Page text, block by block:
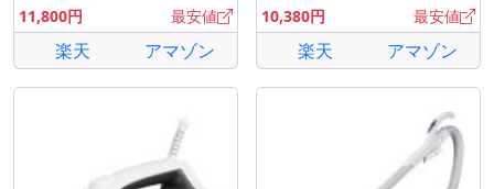
11,800円
最安値
楽天 アマゾン
10,380円
最安値
楽天 アマゾン